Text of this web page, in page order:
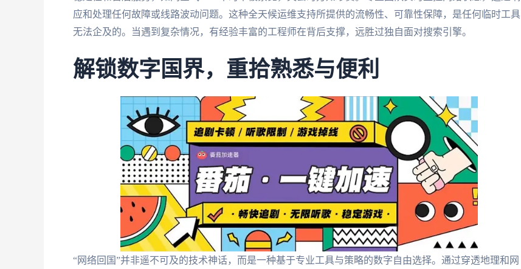
应和处理任何故障或线路波动问题。这种全天候运维支持所提供的流畅性、可靠性保障，是任何临时工具
无法企及的。当遇到复杂情况，有经验丰富的工程师在背后支撑，远胜过独自面对搜索引擎。
解锁数字国界，重拾熟悉与便利
“网络回国”并非遥不可及的技术神话，而是一种基于专业工具与策略的数字自由选择。通过穿透地理和网